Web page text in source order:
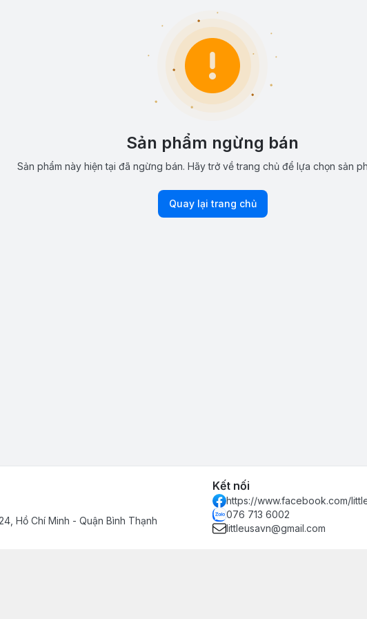
Sản phẩm ngừng bán
Sản phẩm này hiện tại đã ngừng bán. Hãy trở về trang chủ để lựa chọn sản
Quay lại trang chủ
Hồ Chí Minh - Quận Bình Thạnh
Kết nối
https://www.facebook.com/
076 713 6002
littleusavn@gmail.com